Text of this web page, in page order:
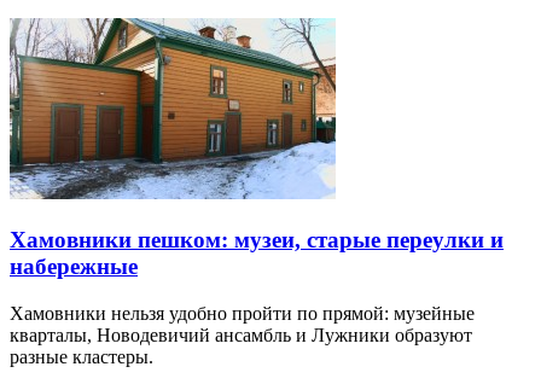
Хамовники пешком: музеи, старые переулки и
набережные
Хамовники нельзя удобно пройти по прямой: музейные
кварталы, Новодевичий ансамбль и Лужники образуют
разные кластеры.